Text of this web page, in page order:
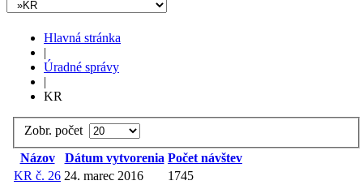
Hlavná stránka
|
Úradné správy
|
KR
Zobr. počet
Názov
Dátum vytvorenia Počet návštev
KR č. 26 24. marec 2016
1745